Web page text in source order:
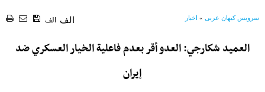
سرویس کیهان عربی » اخبار الف الف
العميد شكارجي: العدو أقر بعدم فاعلية الخيار العسكري ضد
إيران